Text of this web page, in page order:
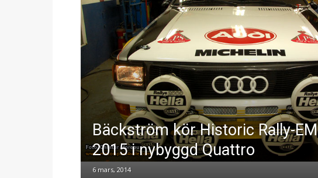
Bäckström kör Historic Rally-EM
2015 i nybyggd Quattro
6 mars, 2014